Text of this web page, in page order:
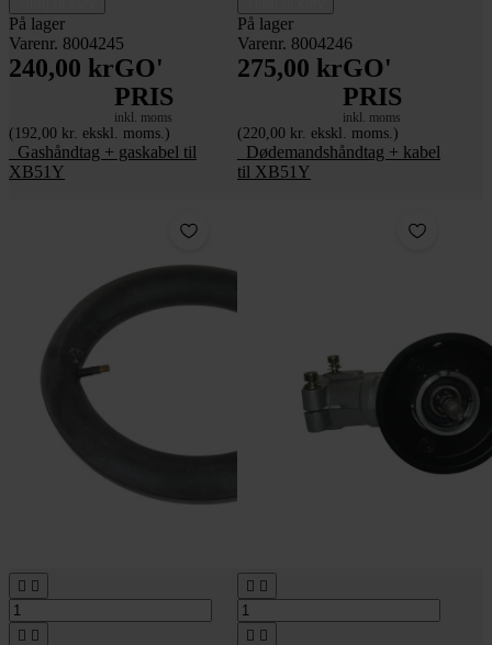
På lager
Varenr. 8004245
240,00 krGO'
PRIS
inkl. moms
(192,00 kr. ekskl. moms.)
_Gashåndtag + gaskabel til
XB51Y
På lager
Varenr. 8004246
275,00 krGO'
PRIS
inkl. moms
(220,00 kr. ekskl. moms.)
_Dødemandshåndtag + kabel
til XB51Y
 
 
 
 